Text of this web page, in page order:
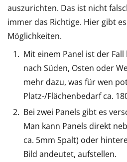
auszurichten. Das ist nicht
immer das Richtige. Hier gibt
Möglichkeiten.
Mit einem Panel ist der
nach Süden, Osten oder
mehr dazu, was für wen
Platz-/Flächenbedarf ca.
Bei zwei Panels gibt es
Man kann Panels direkt
ca. 5mm Spalt) oder
Bild andeutet, aufstellen.